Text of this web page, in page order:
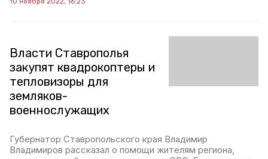
Власти Ставрополья
закупят квадрокоптеры и
тепловизоры для
земляков-
военнослужащих
Губернатор Ставропольского края Владимир
Владимиров рассказал о помощи жителям региона,